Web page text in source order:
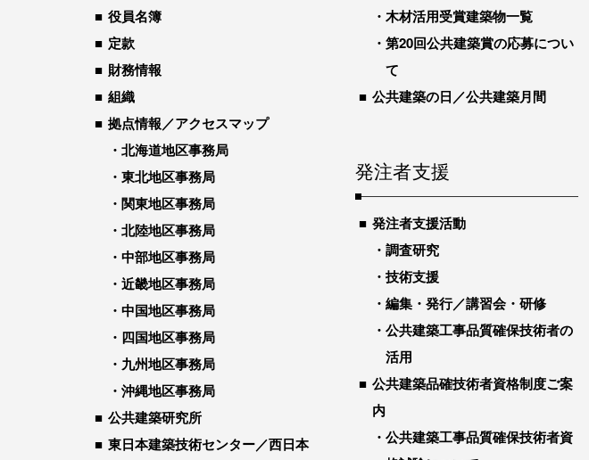
役員名簿
定款
財務情報
組織
拠点情報／アクセスマップ
北海道地区事務局
東北地区事務局
関東地区事務局
北陸地区事務局
中部地区事務局
近畿地区事務局
中国地区事務局
四国地区事務局
九州地区事務局
沖縄地区事務局
公共建築研究所
東日本建築技術センター／西日本
木材活用受賞建築物一覧
第20回公共建築賞の応募につい
て
公共建築の日／公共建築月間
発注者支援
発注者支援活動
調査研究
技術支援
編集・発行／講習会・研修
公共建築工事品質確保技術者の
活用
公共建築品確技術者資格制度ご案
内
公共建築工事品質確保技術者資